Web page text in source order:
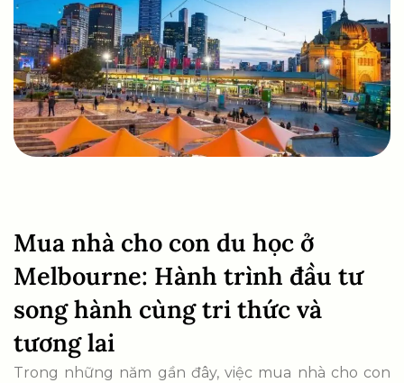
Mua nhà cho con du học ở
Melbourne: Hành trình đầu tư
song hành cùng tri thức và
tương lai
Trong những năm gần đây, việc mua nhà cho con